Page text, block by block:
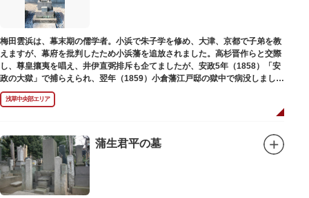
梅田雲浜は、幕末期の儒学者。小浜で朱子学を修め、大津、京都で子弟を教
えますが、幕府を批判したため小浜藩を追放されました。高杉晋作らと交際
し、尊皇攘夷を唱え、井伊直弼排斥も企てましたが、安政5年（1858）「安
政の大獄」で捕らえられ、翌年（1859）小倉藩江戸邸の獄中で病没しまし
た。お墓は海禅寺（かいぜんじ）にあります。
浅草中央部エリア
蒲生君平の墓